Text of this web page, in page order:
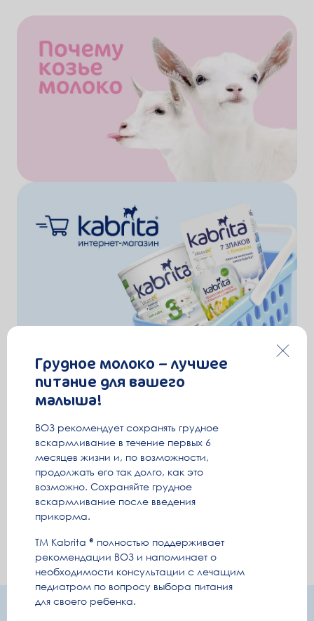
Грудное молоко – лучшее
питание для вашего
малыша!
ВОЗ рекомендует сохранять грудное
вскармливание в течение первых 6
месяцев жизни и, по возможности,
продолжать его так долго, как это
возможно. Сохраняйте грудное
вскармливание после введения
прикорма.
ТМ Kabrita
полностью поддерживает
рекомендации ВОЗ и напоминает о
необходимости консультации с лечащим
педиатром по вопросу выбора питания
для своего ребенка.